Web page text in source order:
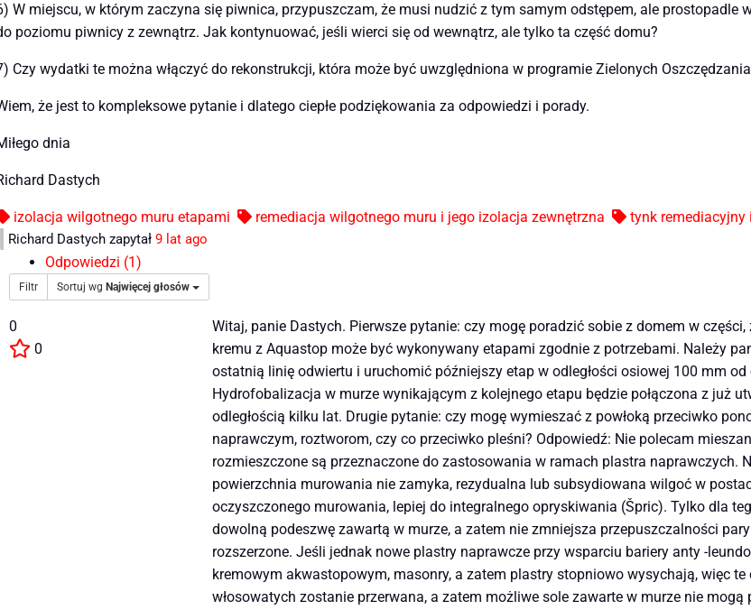
W miejscu, w którym zaczyna się piwnica, przypuszczam, że musi nudzić z tym samym odstępem, ale prostopadle
poziomu piwnicy z zewnątrz. Jak kontynuować, jeśli wierci się od wewnątrz, ale tylko ta część domu?
Czy wydatki te można włączyć do rekonstrukcji, która może być uwzględniona w programie Zielonych
że jest to kompleksowe pytanie i dlatego ciepłe podziękowania za odpowiedzi i porady.
dnia
Dastych
izolacja wilgotnego muru etapami remediacja wilgotnego muru i jego izolacja zewnętrzna tynk remediacyjny
Richard Dastych zapytał 9 lat ago
Odpowiedzi (1)
Filtr Sortuj wg Najwięcej głosów
0
0
Witaj, panie Dastych. Pierwsze pytanie: czy mogę poradzić sobie z domem w
kremu z Aquastop może być wykonywany etapami zgodnie z potrzebami. Należy
ostatnią linię odwiertu i uruchomić późniejszy etap w odległości osiowej 100 mm
Hydrofobalizacja w murze wynikającym z kolejnego etapu będzie połączona z już
odległością kilku lat. Drugie pytanie: czy mogę wymieszać z powłoką przeciwko
naprawczym, roztworom, czy co przeciwko pleśni? Odpowiedź: Nie polecam
rozmieszczone są przeznaczone do zastosowania w ramach plastra naprawczych.
powierzchnia murowania nie zamyka, rezydualna lub subsydiowana wilgoć w
oczyszczonego murowania, lepiej do integralnego opryskiwania (Špric). Tylko dla
dowolną podeszwę zawartą w murze, a zatem nie zmniejsza przepuszczalności
rozszerzone. Jeśli jednak nowe plastry naprawcze przy wsparciu bariery anty -
kremowym akwastopowym, masonry, a zatem plastry stopniowo wysychają, więc
włosowatych zostanie przerwana, a zatem możliwe sole zawarte w murze nie